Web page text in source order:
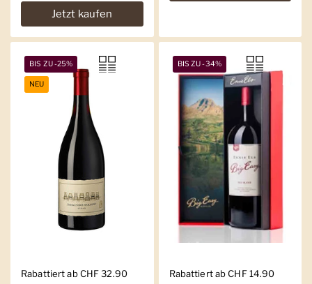
Jetzt kaufen
Regulärer Preis
Rabattiert ab CHF 32.90
BIS ZU -25%
NEU
Regulärer Preis
Rabattiert ab CHF 14.90
BIS ZU -34%